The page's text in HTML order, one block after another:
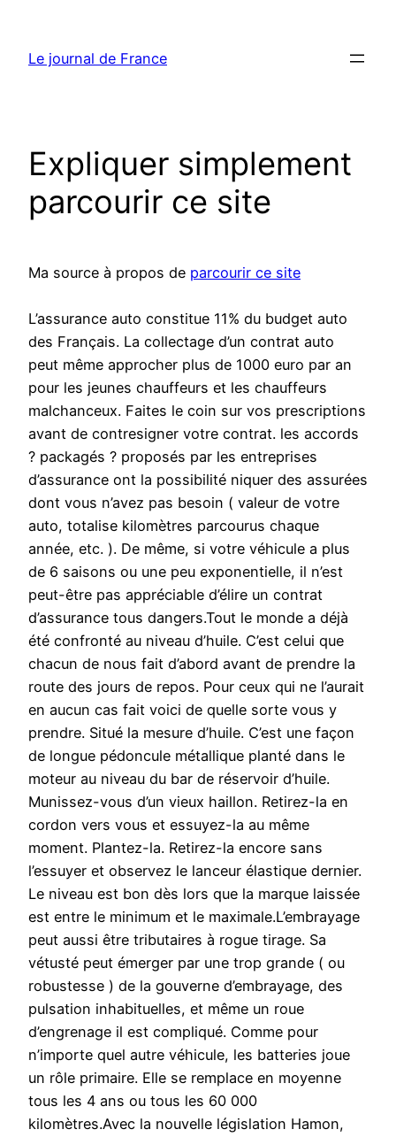
contenu
Le journal de France
Expliquer simplement
parcourir ce site
Ma source à propos de parcourir ce site
L’assurance auto constitue 11% du budget auto
des Français. La collectage d’un contrat auto
peut même approcher plus de 1000 euro par an
pour les jeunes chauffeurs et les chauffeurs
malchanceux. Faites le coin sur vos prescriptions
avant de contresigner votre contrat. les accords
? packagés ? proposés par les entreprises
d’assurance ont la possibilité niquer des assurées
dont vous n’avez pas besoin ( valeur de votre
auto, totalise kilomètres parcourus chaque
année, etc. ). De même, si votre véhicule a plus
de 6 saisons ou une peu exponentielle, il n’est
peut-être pas appréciable d’élire un contrat
d’assurance tous dangers.Tout le monde a déjà
été confronté au niveau d’huile. C’est celui que
chacun de nous fait d’abord avant de prendre la
route des jours de repos. Pour ceux qui ne l’aurait
en aucun cas fait voici de quelle sorte vous y
prendre. Situé la mesure d’huile. C’est une façon
de longue pédoncule métallique planté dans le
moteur au niveau du bar de réservoir d’huile.
Munissez-vous d’un vieux haillon. Retirez-la en
cordon vers vous et essuyez-la au même
moment. Plantez-la. Retirez-la encore sans
l’essuyer et observez le lanceur élastique dernier.
Le niveau est bon dès lors que la marque laissée
est entre le minimum et le maximale.L’embrayage
peut aussi être tributaires à rogue tirage. Sa
vétusté peut émerger par une trop grande ( ou
robustesse ) de la gouverne d’embrayage, des
pulsation inhabituelles, et même un roue
d’engrenage il est compliqué. Comme pour
n’importe quel autre véhicule, les batteries joue
un rôle primaire. Elle se remplace en moyenne
tous les 4 ans ou tous les 60 000
kilomètres.Avec la nouvelle législation Hamon,